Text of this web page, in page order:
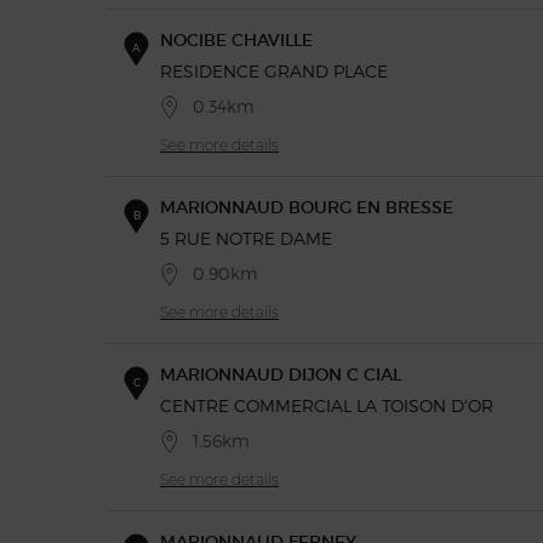
A NOCIBE CHAVILLE
RESIDENCE GRAND PLACE
0.34km
See more details
B MARIONNAUD BOURG EN BRESSE
5 RUE NOTRE DAME
0.90km
See more details
C MARIONNAUD DIJON C CIAL
CENTRE COMMERCIAL LA TOISON D'OR
1.56km
See more details